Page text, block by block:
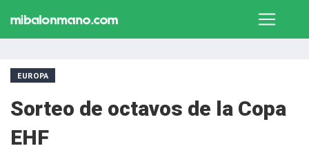
EUROPA
Sorteo de octavos de la Copa
EHF